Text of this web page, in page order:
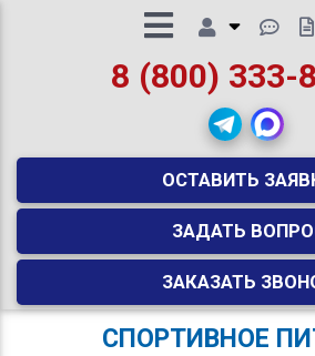
8 (800) 333-
ОСТАВИТЬ
ЗАДАТЬ
ЗАКАЗАТЬ
СПОРТИВНОЕ